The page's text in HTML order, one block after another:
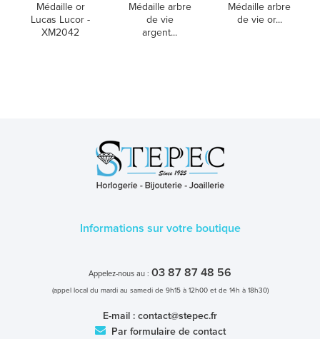
Médaille or
Lucas Lucor -
XM2042
Médaille arbre
de vie
argent...
Médaille arbre
de vie or...
Informations sur votre boutique
Appelez-nous au : 03 87 87 48 56
(appel local du mardi au samedi de 9h15 à 12h00 et de 14h à 18h30)
E-mail : contact@stepec.fr
Par formulaire de contact